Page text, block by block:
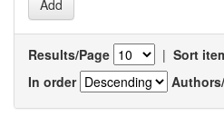
Results/Page | Sort
In order